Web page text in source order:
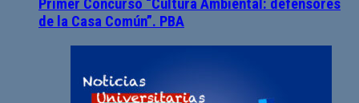
Primer Concurso “Cultura Ambiental: defensores
de la Casa Común”. PBA